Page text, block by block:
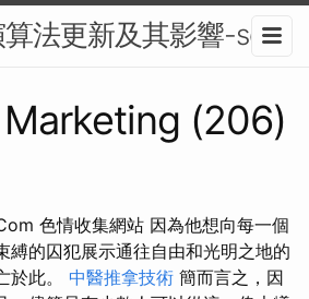
法更新及其影響-seo
(206)
色情收集網站 因為他想向每一個
縛的囚犯展示通往自由和光明之地的
於此。 中醫推拿技術 簡而言之，因